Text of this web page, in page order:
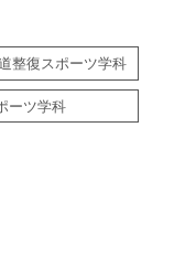
整復スポーツ学科
ーツ学科